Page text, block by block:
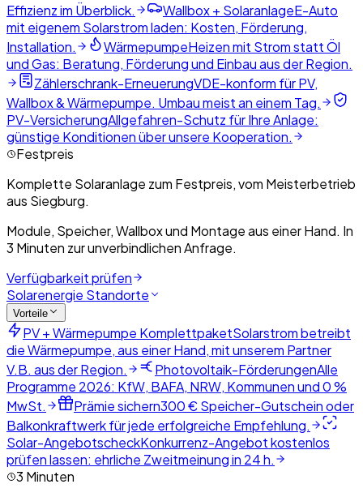
Effizienz im Überblick.
Wallbox + SolaranlageE-Auto
mit eigenem Solarstrom laden: Kosten, Förderung,
Installation.
WärmepumpeHeizen mit Strom statt Öl
und Gas: Beratung, Förderung und Einbau aus der Region.
Zählerschrank-ErneuerungVDE-konform für PV,
Wallbox & Wärmepumpe. Umbau meist an einem Tag.
PV-VersicherungAllgefahren-Schutz für Ihre Anlage:
günstige Konditionen über unsere Kooperation.
Festpreis
Komplette Solaranlage zum Festpreis, vom Meisterbetrieb
aus Siegburg.
Module, Speicher, Wallbox und Montage aus einer Hand. In
3 Minuten zur unverbindlichen Anfrage.
Verfügbarkeit prüfen
Solarenergie Standorte
Vorteile
PV + Wärmepumpe KomplettpaketSolarstrom betreibt
die Wärmepumpe, aus einer Hand, mit unserem Partner
V.B. aus der Region.
Photovoltaik-FörderungenAlle
Programme 2026: KfW, BAFA, NRW, Kommunen und 0 %
MwSt.
Prämie sichern300 € Speicher-Gutschein oder
Balkonkraftwerk für jede erfolgreiche Empfehlung.
Solar-AngebotscheckKonkurrenz-Angebot kostenlos
prüfen lassen: ehrliche Zweitmeinung in 24 h.
3 Minuten